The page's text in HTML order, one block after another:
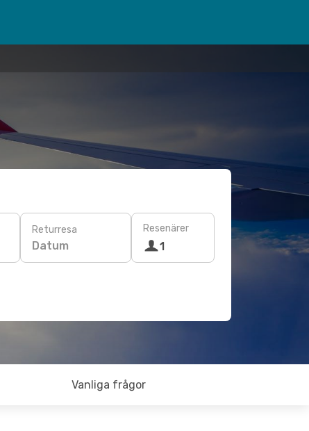
Returresa
Datum
Resenärer
1
Vanliga frågor